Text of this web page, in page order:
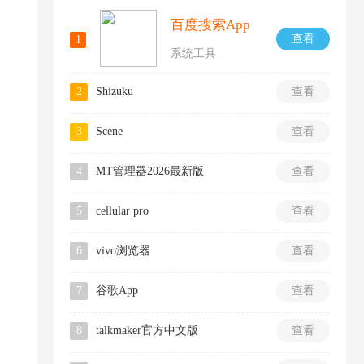
1 查看
百度搜索App
系统工具
2 查看
Shizuku
3 查看
Scene
4 查看
MT管理器2026最新版
5 查看
cellular pro
6 查看
vivo浏览器
7 查看
谷歌App
8 查看
talkmaker官方中文版